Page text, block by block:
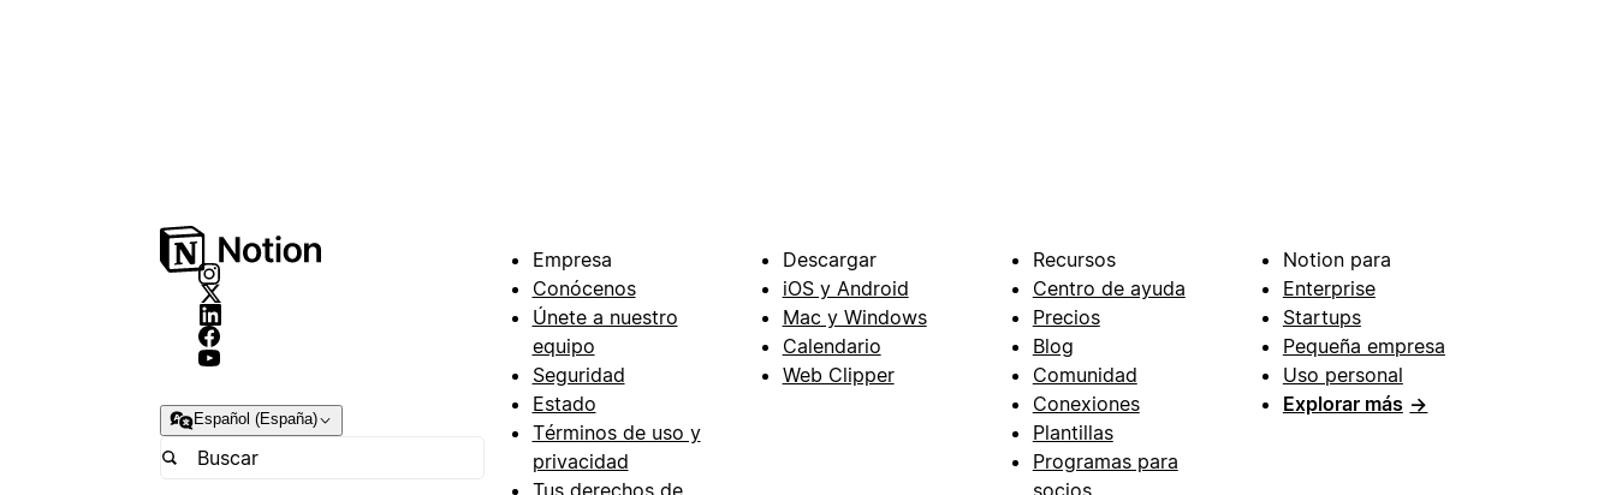
Español (España)
Empresa
Conócenos
Únete a nuestro
equipo
Seguridad
Estado
Términos de uso y
privacidad
Descargar
iOS y Android
Mac y Windows
Calendario
Web Clipper
Recursos
Centro de ayuda
Precios
Blog
Comunidad
Conexiones
Plantillas
Programas para
Notion para
Enterprise
Startups
Pequeña empresa
Uso personal
Explorar más →